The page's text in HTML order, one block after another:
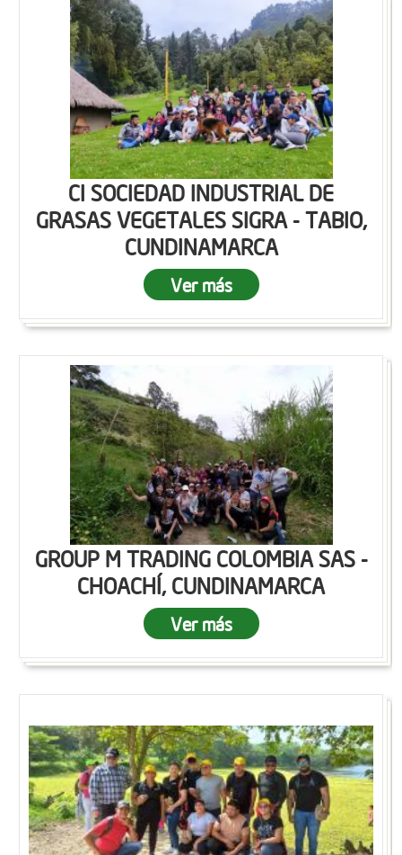
CI SOCIEDAD INDUSTRIAL DE
GRASAS VEGETALES SIGRA - TABIO,
CUNDINAMARCA
Ver más
GROUP M TRADING COLOMBIA SAS -
CHOACHÍ, CUNDINAMARCA
Ver más